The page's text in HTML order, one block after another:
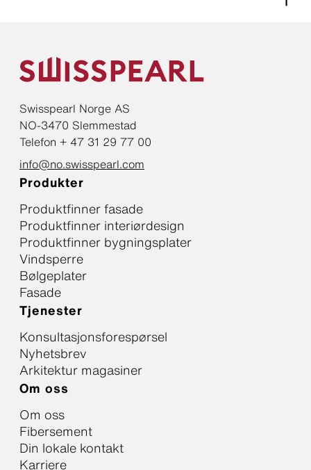
Swisspearl Norge AS
NO-3470 Slemmestad
Telefon + 47 31 29 77 00
info@no.swisspearl.com
Produkter
Produktfinner fasade
Produktfinner interiørdesign
Produktfinner bygningsplater
Vindsperre
Bølgeplater
Fasade
Tjenester
Konsultasjonsforespørsel
Nyhetsbrev
Arkitektur magasiner
Om oss
Om oss
Fibersement
Din lokale kontakt
Karriere